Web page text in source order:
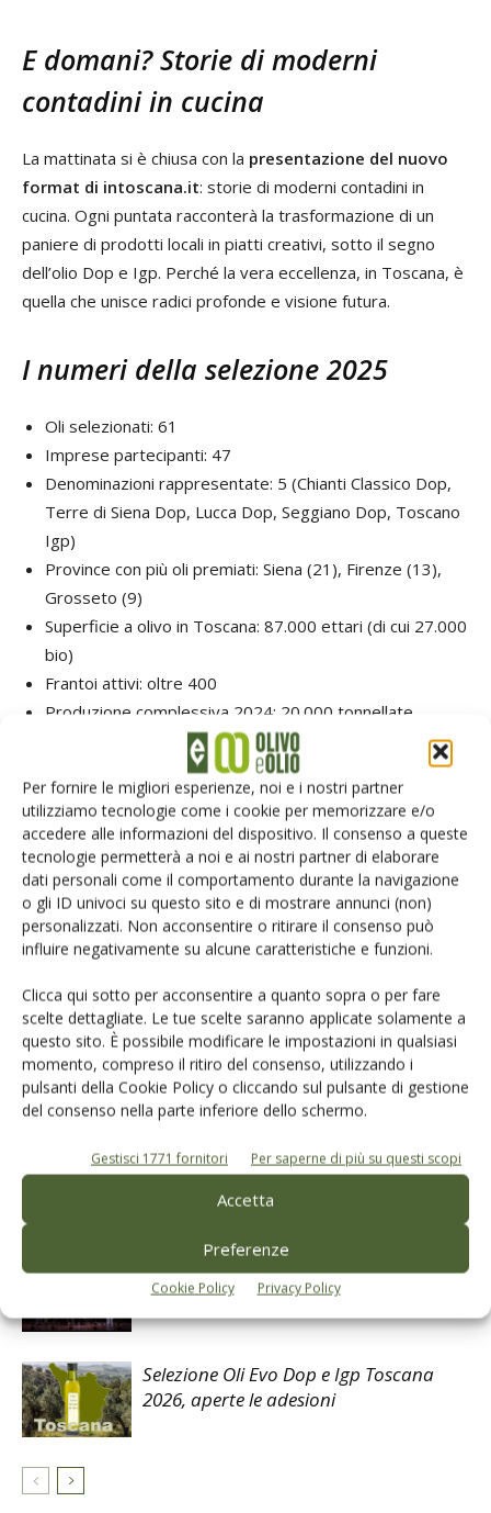
Per fornire le migliori esperienze, noi e i nostri partner
utilizziamo tecnologie come i cookie per memorizzare e/o
accedere alle informazioni del dispositivo. Il consenso a queste
tecnologie permetterà a noi e ai nostri partner di elaborare
dati personali come il comportamento durante la navigazione
o gli ID univoci su questo sito e di mostrare annunci (non)
personalizzati. Non acconsentire o ritirare il consenso può
influire negativamente su alcune caratteristiche e funzioni.
Clicca qui sotto per acconsentire a quanto sopra o per fare
scelte dettagliate. Le tue scelte saranno applicate solamente a
questo sito. È possibile modificare le impostazioni in qualsiasi
momento, compreso il ritiro del consenso, utilizzando i
pulsanti della Cookie Policy o cliccando sul pulsante di gestione
del consenso nella parte inferiore dello schermo.
Gestisci 1771 fornitori Per saperne di più su questi scopi
Accetta
Preferenze
Cookie Policy Privacy Policy
E domani? Storie di moderni
contadini in cucina
La mattinata si è chiusa con la presentazione del nuovo
format di intoscana.it: storie di moderni contadini in
cucina. Ogni puntata racconterà la trasformazione di un
paniere di prodotti locali in piatti creativi, sotto il segno
dell’olio Dop e Igp. Perché la vera eccellenza, in Toscana, è
quella che unisce radici profonde e visione futura.
I numeri della selezione 2025
Oli selezionati: 61
Imprese partecipanti: 47
Denominazioni rappresentate: 5 (Chianti Classico Dop,
Terre di Siena Dop, Lucca Dop, Seggiano Dop, Toscano
Igp)
Province con più oli premiati: Siena (21), Firenze (13),
Grosseto (9)
Superficie a olivo in Toscana: 87.000 ettari (di cui 27.000
bio)
Frantoi attivi: oltre 400
Produzione complessiva 2024: 20.000 tonnellate
Produzione IG imbottigliata: 2.450 tonnellate (+9%)
Premi speciali: Miglior Biologico, Miglior Monocultivar,
Miglior Packaging
TAG Oli toscani
Facebook Twitter
Articoli correlati
Case history della campagna olio evo
2025 in Valdelsa
La Toscana dell’olio consolida il
primato delle IG a Firenze
Selezione Oli Evo Dop e Igp Toscana
2026, aperte le adesioni